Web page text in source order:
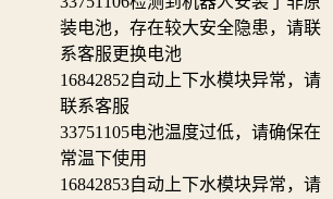
装电池，存在较大安全隐患，请联
系客服更换电池
16842852自动上下水模块异常，请
联系客服
33751105电池温度过低，请确保在
常温下使用
16842853自动上下水模块异常，请